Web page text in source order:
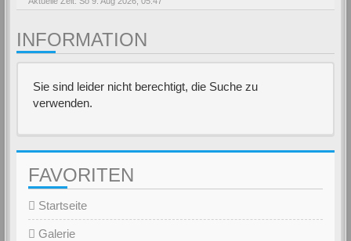
INFORMATION
Sie sind leider nicht berechtigt, die Suche zu
verwenden.
FAVORITEN
Startseite
Galerie